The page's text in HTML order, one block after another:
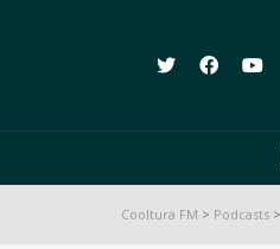
Cooltura FM > Podcasts >